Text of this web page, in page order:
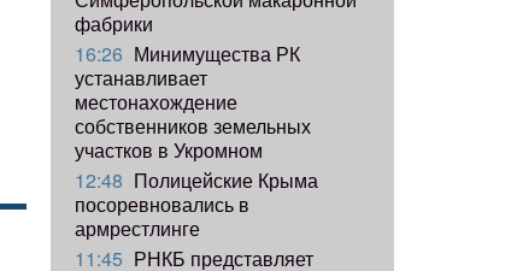
фабрики
16:26 Минимущества РК
устанавливает
местонахождение
собственников земельных
участков в Укромном
12:48 Полицейские Крыма
посоревновались в
армрестлинге
11:45 РНКБ представляет